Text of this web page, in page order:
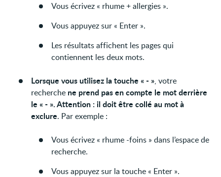
Vous écrivez « rhume + allergies ».
Vous appuyez sur « Enter ».
Les résultats affichent les pages qui
contiennent les deux mots.
Lorsque vous utilisez la touche « - », votre
recherche ne prend pas en compte le mot derrière
le « - ». Attention : il doit être collé au mot à
exclure. Par exemple :
Vous écrivez « rhume -foins » dans l’espace de
recherche.
Vous appuyez sur la touche « Enter ».